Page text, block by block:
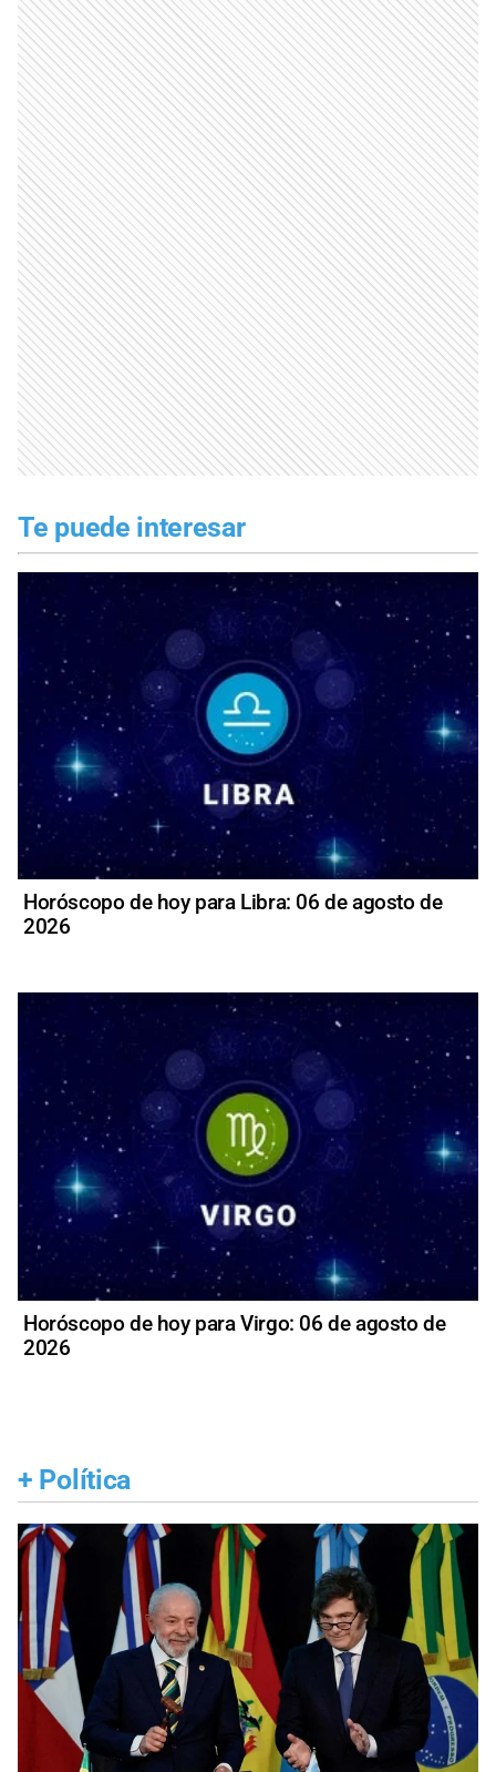
Te puede interesar
Horóscopo de hoy para Libra: 06 de agosto de
2026
Horóscopo de hoy para Virgo: 06 de agosto de
2026
+ Política